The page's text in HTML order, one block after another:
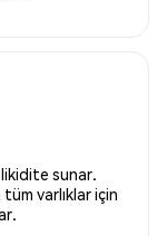
sunar.
varlıklar için